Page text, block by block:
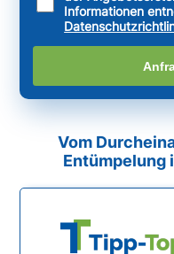
Informationen
Vom
Entümpelung